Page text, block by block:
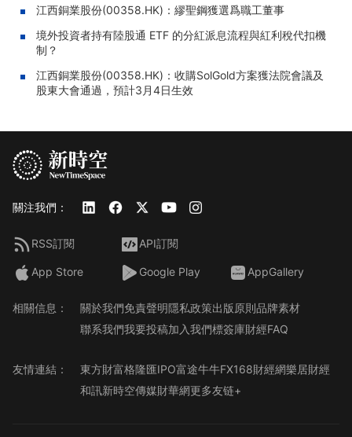
江西銅業股份(00358.HK)：繆聖鋼獲選爲職工董事
境外投資者持有陸股通 ETF 的分紅派息流程與紅利稅代扣機
制？
江西銅業股份(00358.HK)：收購SolGold方案獲法院會議及
股東大會通過，預計3月4日生效
關注我們：
RSS訂閱 API訂閱
App Store Google Play AppGallery
相關信息： 關於我們免責聲明隱私政策出版原則品牌素材
聯系我們我要投稿加入我們標簽庫財經FAQ
友情連結： 東方財富格隆匯IPO富途牛牛FX168財經網樂居財經
和訊新時空傳媒財華網更多友链+